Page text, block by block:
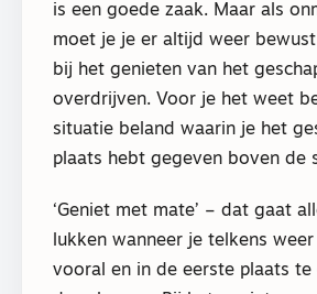
is een goede zaak. Maar als
moet je je er altijd weer
bij het genieten van het
overdrijven. Voor je het weet
situatie beland waarin je het
plaats hebt gegeven boven de
‘Geniet met mate’ – dat gaat
lukken wanneer je telkens
vooral en in de eerste plaats te